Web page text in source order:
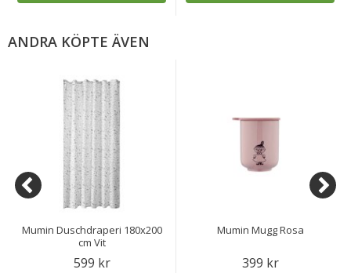
ANDRA KÖPTE ÄVEN
Mumin Duschdraperi 180x200
cm Vit
599 kr
Mumin Mugg Rosa
399 kr